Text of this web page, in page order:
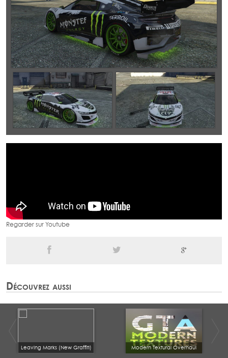
Regarder sur Youtube
Découvrez aussi
Leaving Marks (New Graffiti) Modern Textural Overhaul